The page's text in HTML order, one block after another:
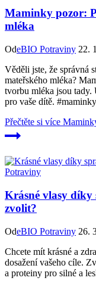
Maminky pozor:
mléka
OdeBIO Potraviny 22.
Věděli jste, že správná
mateřského mléka?
tvorbu mléka jsou
pro vaše dítě.
Přečtěte si více
Potraviny
Krásné vlasy díky
zvolit?
OdeBIO Potraviny 26.
Chcete mít krásné a
dosažení vašeho cíle.
a proteiny pro silné a